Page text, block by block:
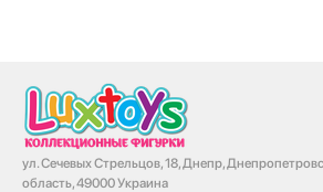
ул. Сечевых Стрельцов, 18, Днепр,
область, 49000 Украина